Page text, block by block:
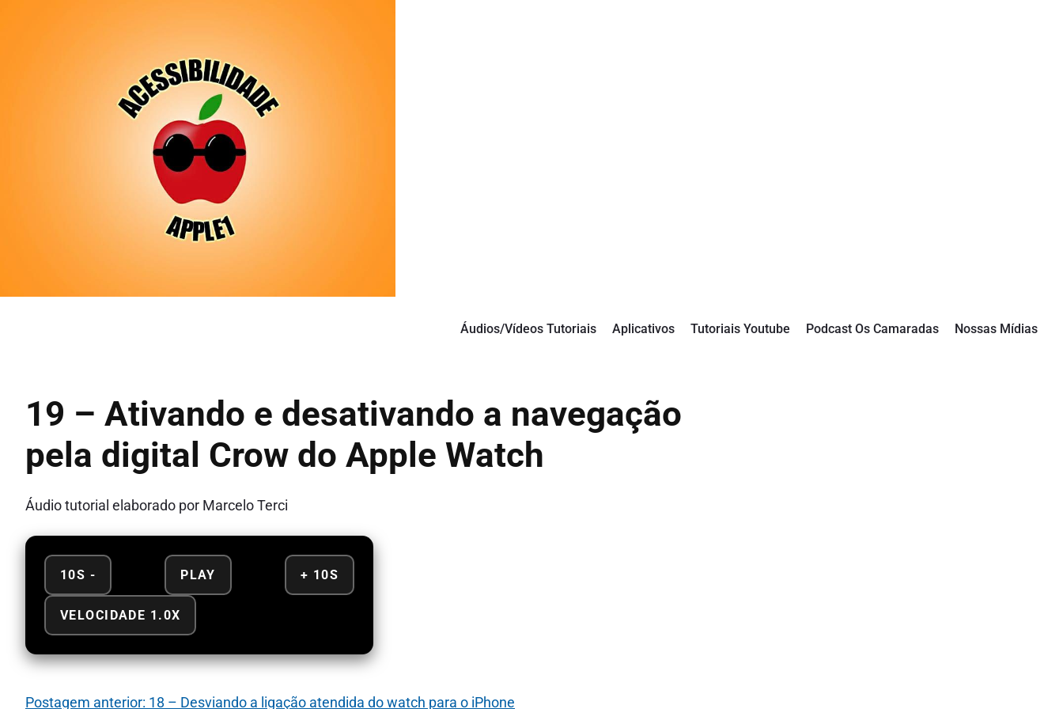
Áudios/Vídeos Tutoriais Aplicativos Tutoriais Youtube Podcast Os Camaradas Nossas Mídias
19 – Ativando e desativando a navegação
pela digital Crow do Apple Watch
Áudio tutorial elaborado por Marcelo Terci
10S - PLAY + 10S
VELOCIDADE 1.0X
Postagem anterior: 18 – Desviando a ligação atendida do watch para o iPhone